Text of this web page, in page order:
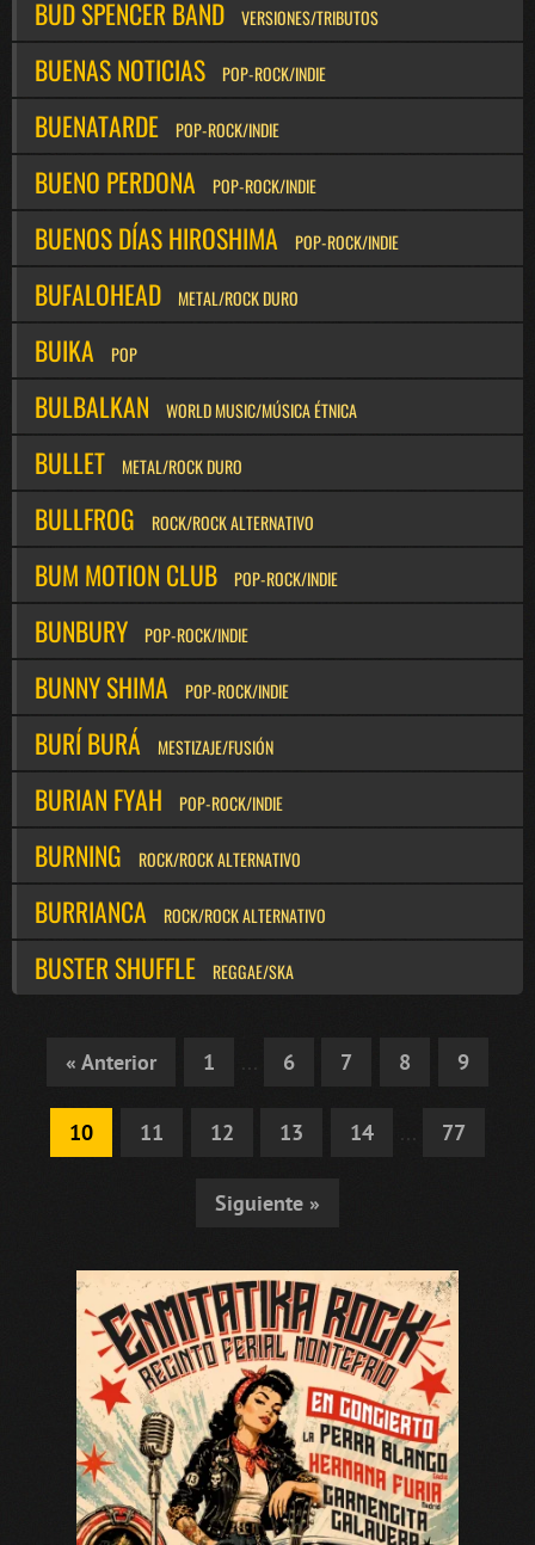
BUD SPENCER BAND VERSIONES/TRIBUTOS
BUENAS NOTICIAS POP-ROCK/INDIE
BUENATARDE POP-ROCK/INDIE
BUENO PERDONA POP-ROCK/INDIE
BUENOS DÍAS HIROSHIMA POP-ROCK/INDIE
BUFALOHEAD METAL/ROCK DURO
BUIKA POP
BULBALKAN WORLD MUSIC/MÚSICA ÉTNICA
BULLET METAL/ROCK DURO
BULLFROG ROCK/ROCK ALTERNATIVO
BUM MOTION CLUB POP-ROCK/INDIE
BUNBURY POP-ROCK/INDIE
BUNNY SHIMA POP-ROCK/INDIE
BURÍ BURÁ MESTIZAJE/FUSIÓN
BURIAN FYAH POP-ROCK/INDIE
BURNING ROCK/ROCK ALTERNATIVO
BURRIANCA ROCK/ROCK ALTERNATIVO
BUSTER SHUFFLE REGGAE/SKA
« Anterior 1 ... 6 7 8 9
10 11 12 13 14 ... 77
Siguiente »